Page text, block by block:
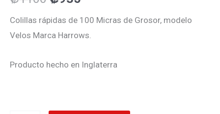
Colillas rápidas de 100 Micras de Grosor, modelo
Velos Marca Harrows.
Producto hecho en Inglaterra
cantidad